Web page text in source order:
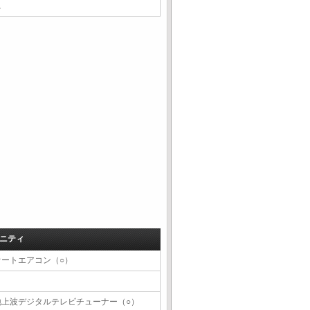
ティ
トエアコン（○）
波デジタルテレビチューナー（○）